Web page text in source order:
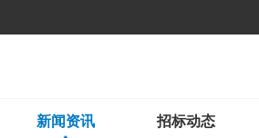
新闻资讯 招标动态